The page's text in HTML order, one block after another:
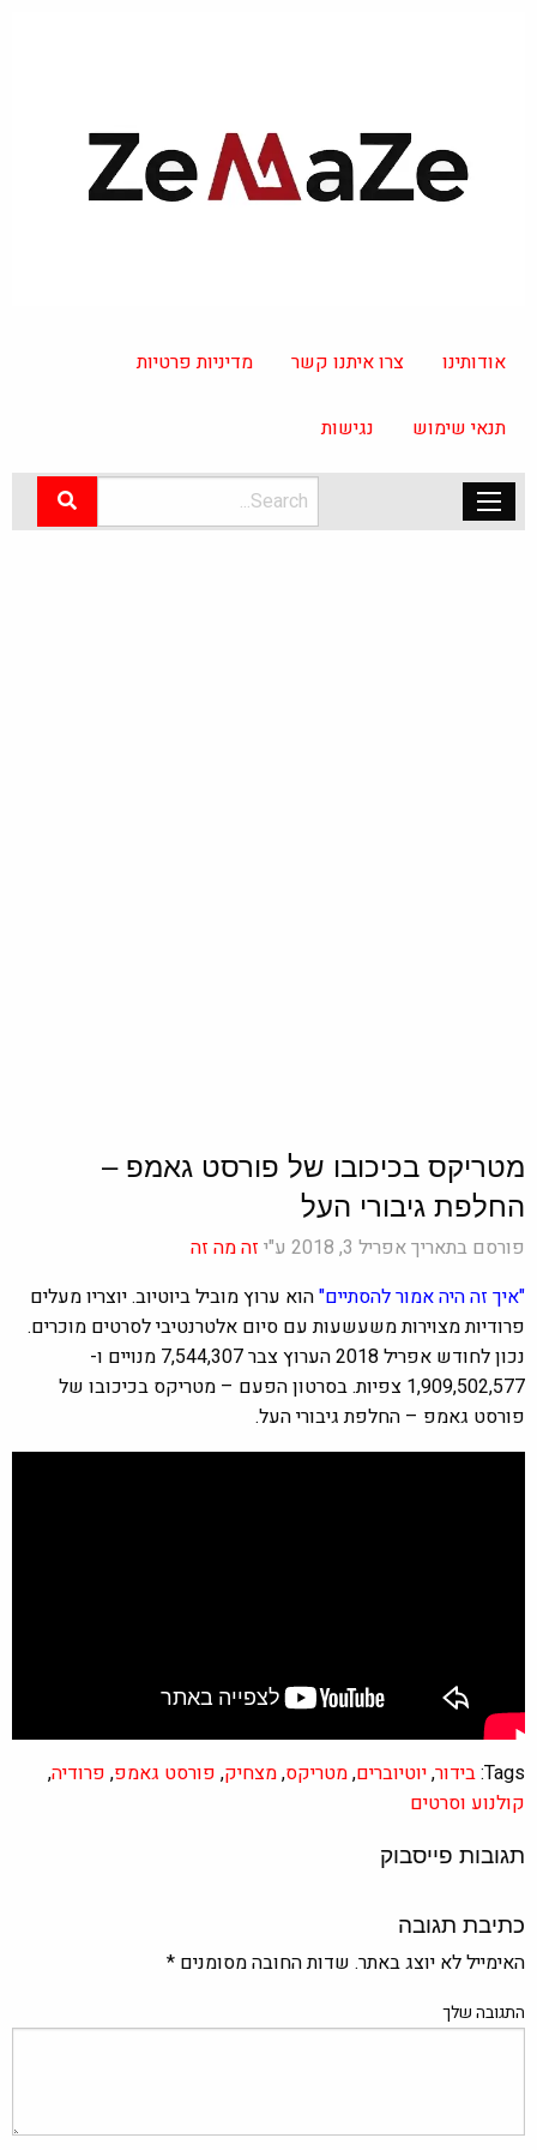
אודותינו צרו איתנו קשר מדיניות פרטיות
תנאי שימוש נגישות
מטריקס בכיכובו של פורסט גאמפ –
החלפת גיבורי העל
פורסם בתאריך אפריל 3, 2018 ע"י
זה מה זה
"איך זה היה אמור להסתיים"הוא ערוץ מוביל ביוטיוב. יוצריו מעלים
פרודיות מצוירות משעשעות עם סיום אלטרנטיבי לסרטים מוכרים.
נכון לחודש אפריל 2018 הערוץ צבר 7,544,307 מנויים ו-
1,909,502,577 צפיות. בסרטון הפעם – מטריקס בכיכובו של
פורסט גאמפ – החלפת גיבורי העל.
Tags: בידור,יוטיוברים,מטריקס,מצחיק, פורסט גאמפ, פרודיה,
קולנוע וסרטים
תגובות פייסבוק
כתיבת תגובה
האימייל לא יוצג באתר. שדות החובה מסומנים *
התגובה שלך